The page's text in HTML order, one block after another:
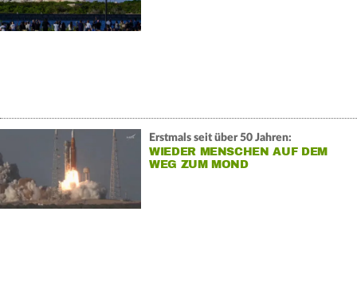
Erstmals seit über 50 Jahren:
WIEDER MENSCHEN AUF DEM
WEG ZUM MOND